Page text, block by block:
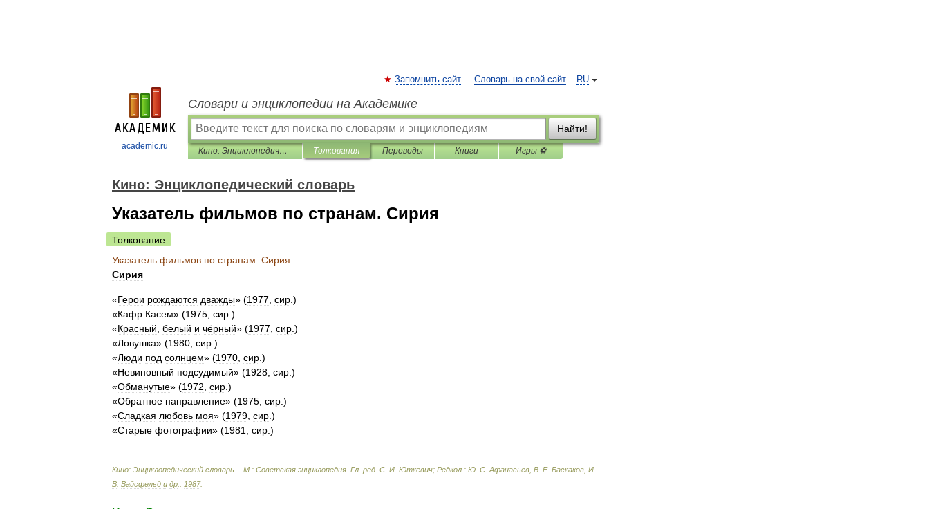
academic.ru
RU
Запомнить сайт Словарь на свой сайт
Словари и энциклопедии на Академике
Найти!
Кино: Энциклопедический словарь Толкования Переводы Книги Игры ⚽
Кино: Энциклопедический словарь
Указатель фильмов по странам. Сирия
Толкование
Указатель фильмов по странам Сирия
Сирия
«Герои рождаются дважды» (1977 сир .)
«Кафр Касем» (1975 сир .)
«Красный белый и чёрный» (1977 сир .)
«Ловушка» (1980 сир .)
«Люди под солнцем» (1970 сир .)
«Невиновный подсудимый» (1928 сир .)
«Обманутые» (1972 сир .)
«Обратное направление» (1975 сир .)
«Сладкая любовь моя» (1979 сир .)
«Старые фотографии» (1981 сир .)
Кино: Энциклопедический словарь . - М : Советская энциклопедия Гл ред С И Юткевич; Редкол : Ю С Афанасьев В Е. Баскаков И
В Вайсфельд и др 1987.